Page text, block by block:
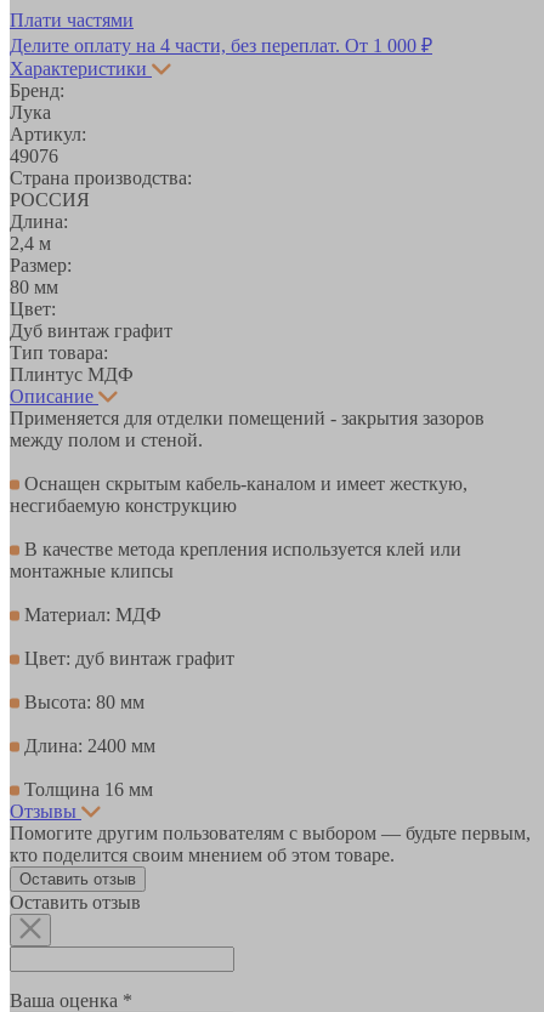
Плати частями
Делите оплату на 4 части, без переплат. От 1 000 ₽
Характеристики
Бренд:
Лука
Артикул:
49076
Страна производства:
РОССИЯ
Длина:
2,4 м
Размер:
80 мм
Цвет:
Дуб винтаж графит
Тип товара:
Плинтус МДФ
Описание
Применяется для отделки помещений - закрытия зазоров
между полом и стеной.
Оснащен скрытым кабель-каналом и имеет жесткую,
несгибаемую конструкцию
В качестве метода крепления используется клей или
монтажные клипсы
Материал: МДФ
Цвет: дуб винтаж графит
Высота: 80 мм
Длина: 2400 мм
Толщина 16 мм
Отзывы
Помогите другим пользователям с выбором — будьте первым,
кто поделится своим мнением об этом товаре.
Оставить отзыв
Оставить отзыв
Ваша оценка *